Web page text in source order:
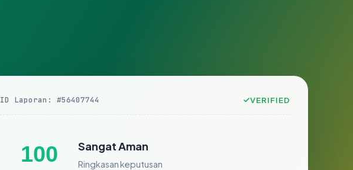
ID Laporan: #56407744 VERIFIED
100 Sangat Aman
Ringkasan keputusan